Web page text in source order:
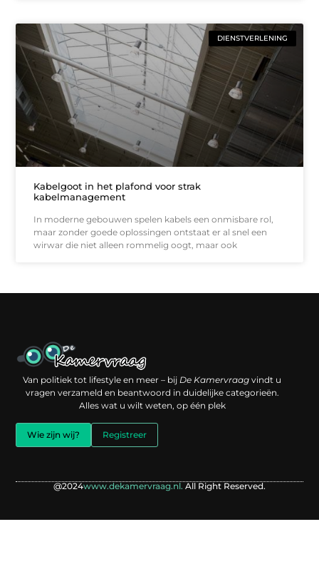
DIENSTVERLENING
Kabelgoot in het plafond voor strak
kabelmanagement
In moderne gebouwen spelen kabels een onmisbare rol,
maar zonder goede oplossingen ontstaat er al snel een
wirwar die niet alleen rommelig oogt, maar ook
Van politiek tot lifestyle en meer – bijDe Kamervraag vindt u
vragen verzameld en beantwoord in duidelijke categorieën.
Alles wat u wilt weten, op één plek
Wie zijn wij? Registreer
@2024www.dekamervraag.nl. All Right Reserved.